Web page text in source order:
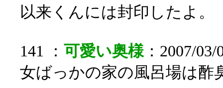
以来くんには封印したよ。
141 ： 可愛い奥様：2007/03/
女ばっかの家の風呂場は酢